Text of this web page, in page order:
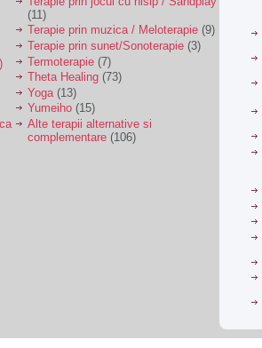
(11)
Terapie prin muzica / Meloterapie (9)
Terapie prin sunet/Sonoterapie (3)
Termoterapie (7)
Theta Healing (73)
Yoga (13)
Yumeiho (15)
Alte terapii alternative si
complementare (106)